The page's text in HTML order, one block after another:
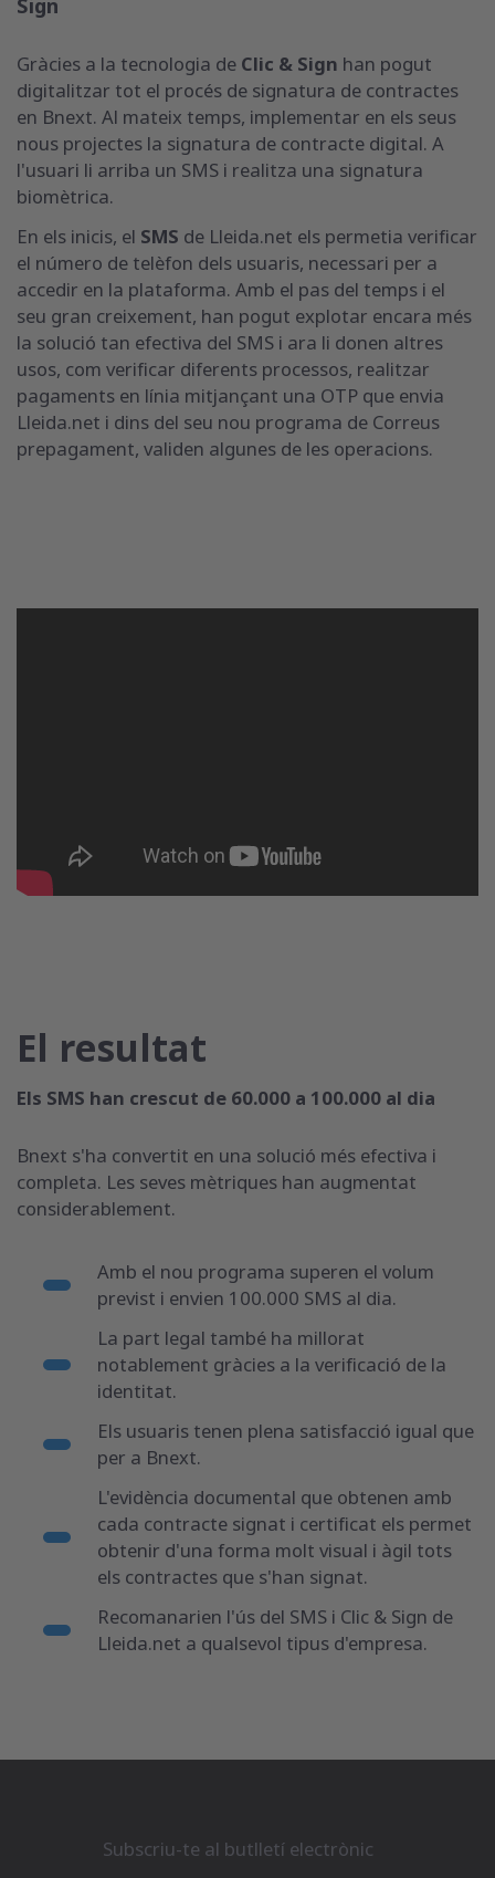
Sign
Gràcies a la tecnologia de Clic & Sign han pogut
digitalitzar tot el procés de signatura de contractes
en Bnext. Al mateix temps, implementar en els seus
nous projectes la signatura de contracte digital. A
l'usuari li arriba un SMS i realitza una signatura
biomètrica.
En els inicis, el SMS de Lleida.net els permetia verificar
el número de telèfon dels usuaris, necessari per a
accedir en la plataforma. Amb el pas del temps i el
seu gran creixement, han pogut explotar encara més
la solució tan efectiva del SMS i ara li donen altres
usos, com verificar diferents processos, realitzar
pagaments en línia mitjançant una OTP que envia
Lleida.net i dins del seu nou programa de Correus
prepagament, validen algunes de les operacions.
El resultat
Els SMS han crescut de 60.000 a 100.000 al dia
Bnext s'ha convertit en una solució més efectiva i
completa. Les seves mètriques han augmentat
considerablement.
Amb el nou programa superen el volum
previst i envien 100.000 SMS al dia.
La part legal també ha millorat
notablement gràcies a la verificació de la
identitat.
Els usuaris tenen plena satisfacció igual que
per a Bnext.
L'evidència documental que obtenen amb
cada contracte signat i certificat els permet
obtenir d'una forma molt visual i àgil tots
els contractes que s'han signat.
Recomanarien l'ús del SMS i Clic & Sign de
Lleida.net a qualsevol tipus d'empresa.
Subscriu-te al butlletí electrònic